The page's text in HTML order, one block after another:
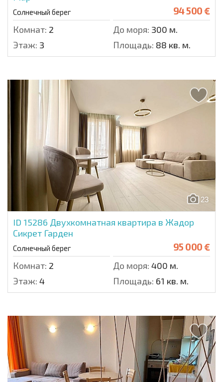
Солнечный берег 94 500 €
Комнат: 2 До моря: 300 м.
Этаж: 3 Площадь: 88 кв. м.
23
ID 15286 Двухкомнатная квартира в Жадор
Сикрет Гарден
Солнечный берег 95 000 €
Комнат: 2 До моря: 400 м.
Этаж: 4 Площадь: 61 кв. м.